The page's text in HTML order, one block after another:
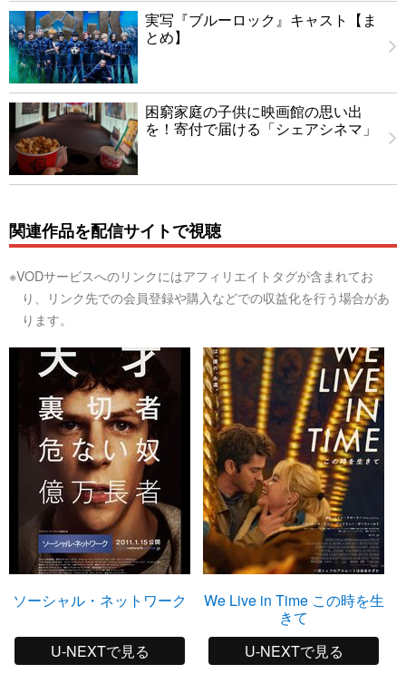
実写『ブルーロック』キャスト【ま
とめ】
困窮家庭の子供に映画館の思い出
を！寄付で届ける「シェアシネマ」
関連作品を配信サイトで視聴
※VODサービスへのリンクにはアフィリエイトタグが含まれてお
り、リンク先での会員登録や購入などでの収益化を行う場合があ
ります。
ソーシャル・ネットワーク
U-NEXTで見る
We Live in Time この時を生
きて
U-NEXTで見る